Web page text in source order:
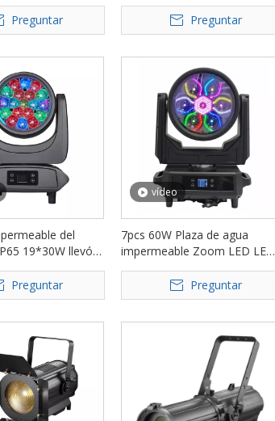
Preguntar
LM580BSW Preguntar
del
19*30W llevó
de la etapa
Preguntar
vídeo
7pcs 60W Plaza de agua
impermeable Zoom LED LED
Preguntar